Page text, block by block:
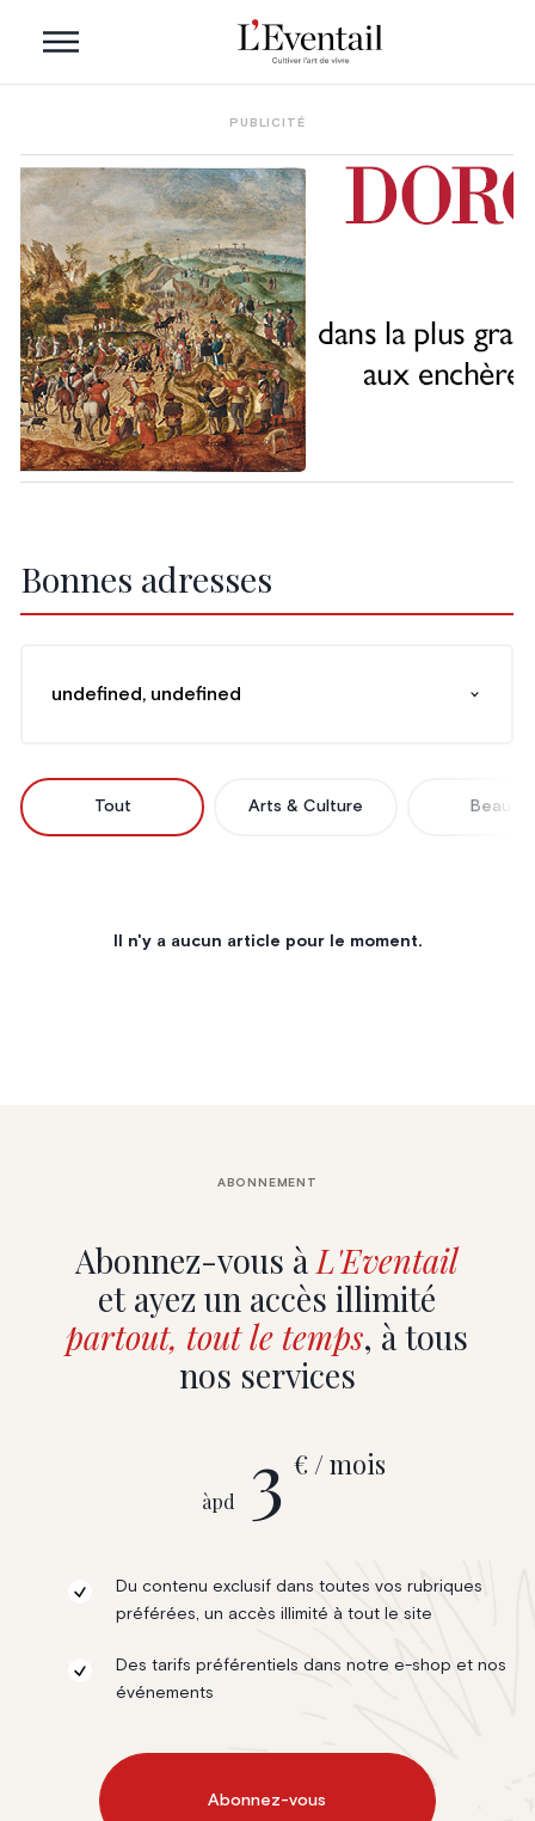
PUBLICITÉ
Bonnes adresses
undefined, undefined
Tout Arts & Culture Beauté
Il n'y a aucun article pour le moment.
Abonnez-vous àL'Eventail
et ayez un accès illimité
partout, tout le temps, à tous
nos services
ABONNEMENT
àpd 3 € / mois
Du contenu exclusif dans toutes vos rubriques
préférées, un accès illimité à tout le site
Des tarifs préférentiels dans notre e-shop et nos
événements
Abonnez-vous